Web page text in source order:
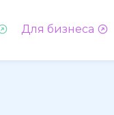
Для бизнеса